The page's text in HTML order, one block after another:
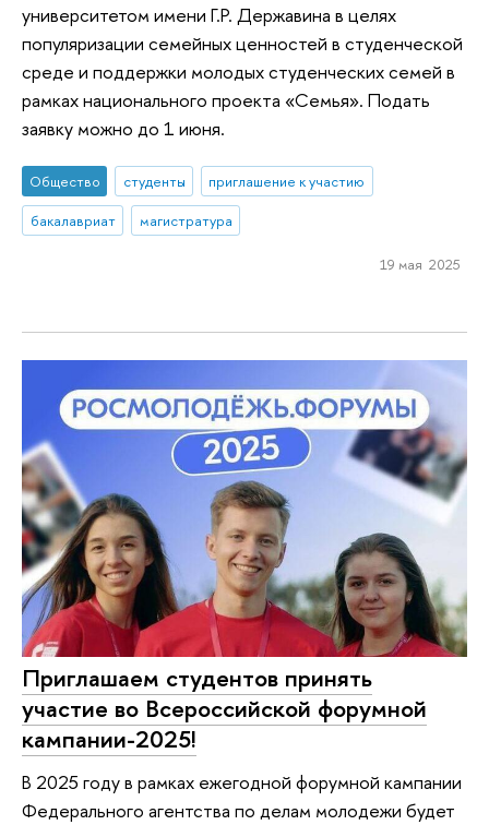
университетом имени Г.Р. Державина в целях
популяризации семейных ценностей в студенческой
среде и поддержки молодых студенческих семей в
рамках национального проекта «Семья». Подать
заявку можно до 1 июня.
Общество студенты
приглашение к участию
бакалавриат
магистратура
19 мая 2025
Приглашаем студентов принять
участие во Всероссийской форумной
кампании-2025!
В 2025 году в рамках ежегодной форумной кампании
Федерального агентства по делам молодежи будет